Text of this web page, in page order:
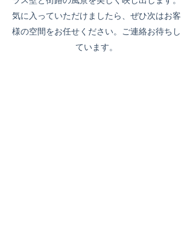
気に入っていただけましたら、ぜひ次はお客
様の空間をお任せください。ご連絡お待ちし
ています。